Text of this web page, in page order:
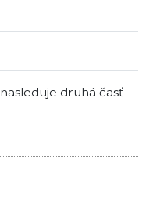
nasleduje druhá časť